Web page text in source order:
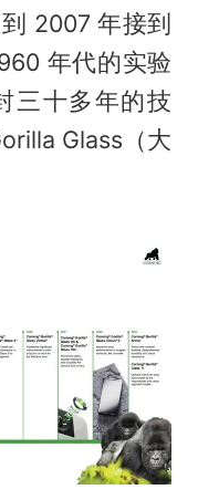
2007 年接到
年代的实验
三十多年的技
Glass（大